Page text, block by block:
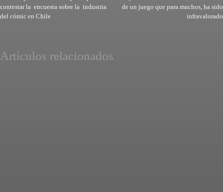
contestar la encuesta sobre la industria
del cómic en Chile
de un juego que para muchos, ha sido
infravalorado
Artículos relacionados